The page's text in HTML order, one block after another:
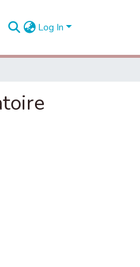
Log In